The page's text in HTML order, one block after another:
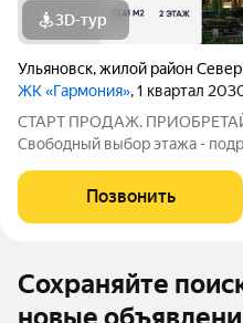
3D-тур
Ульяновск,жилой район Север
ЖК «Гармония», 1 квартал
СТАРТ ПРОДАЖ.
Свободный выбор этажа -
тех, кто ценит комфорт и
Позвонить
Сохраняйте